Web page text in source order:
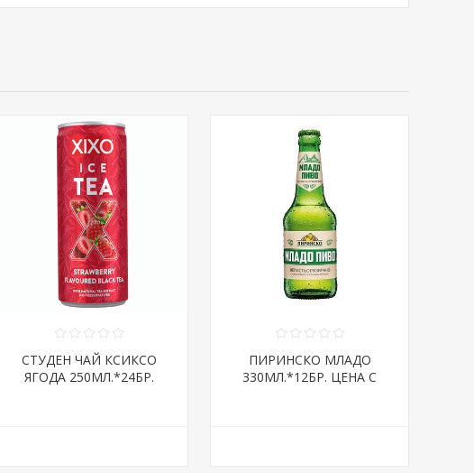
СТУДЕН ЧАЙ КСИКСО
ЯГОДА 250МЛ.*24БР.
ПИРИНСКО МЛАДО
330МЛ.*12БР. ЦЕНА С